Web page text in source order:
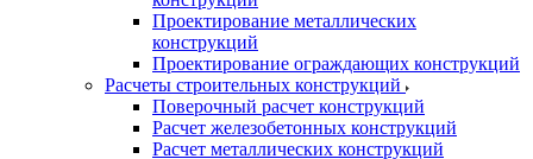
Проектирование металлических
конструкций
Проектирование ограждающих конструкций
Расчеты строительных конструкций
Поверочный расчет конструкций
Расчет железобетонных конструкций
Расчет металлических конструкций